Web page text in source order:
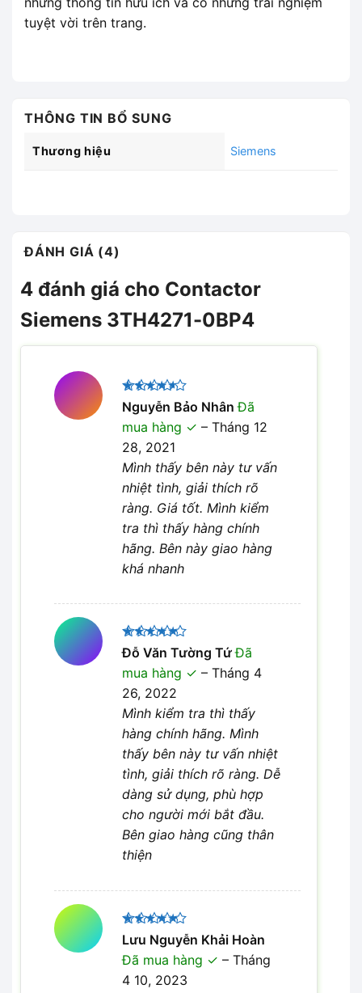
tuyệt vời trên trang.
THÔNG TIN BỔ SUNG
Thương hiệu Siemens
ĐÁNH GIÁ (4)
4 đánh giá cho Contactor
Siemens 3TH4271-0BP4
Được
xếp hạng
45 sao
Nguyễn Bảo NhânĐã
mua hàng
– Tháng 12
28, 2021
Mình thấy bên này tư vấn
nhiệt tình, giải thích rõ
ràng. Giá tốt. Mình kiểm
tra thì thấy hàng chính
hãng. Bên này giao hàng
khá nhanh
Được xếp
hạng 5
sao
Đỗ Văn Tường TứĐã
mua hàng
– Tháng 4
26, 2022
Mình kiểm tra thì thấy
hàng chính hãng. Mình
thấy bên này tư vấn nhiệt
tình, giải thích rõ ràng. Dễ
dàng sử dụng, phù hợp
cho người mới bắt đầu.
Bên giao hàng cũng thân
thiện
Được xếp
hạng 55
sao
Lưu Nguyễn Khải Hoàn
Đã mua hàng
– Tháng
4 10, 2023